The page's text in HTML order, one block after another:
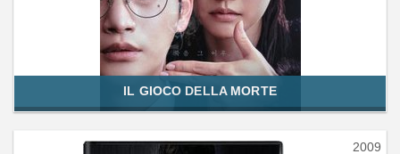
IL GIOCO DELLA MORTE
2009